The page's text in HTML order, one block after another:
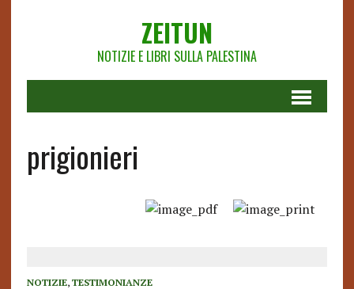
ZEITUN
NOTIZIE E LIBRI SULLA PALESTINA
prigionieri
NOTIZIE, TESTIMONIANZE